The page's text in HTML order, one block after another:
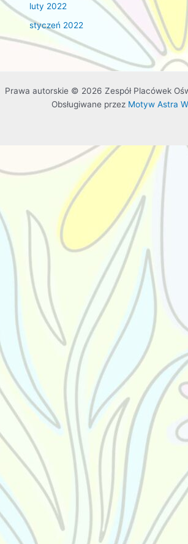
luty 2022
styczeń 2022
Prawa autorskie © 2026 Zespół Placówek
Obsługiwane przez Motyw Astra